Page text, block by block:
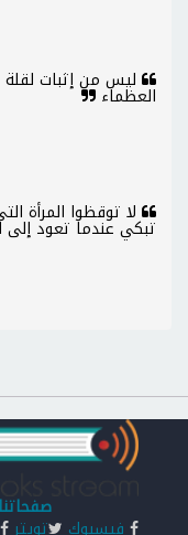
ليس من إثبات
العظماء
لا توقظوا المرأة
تبكي عندما تعود إلى
فيسبوك تويتر